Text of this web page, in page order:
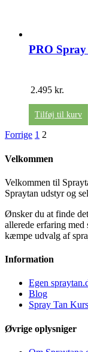
PRO
2.495 kr.
Tilføj til kurv
Forrige 1 2
Velkommen
Velkommen til
Spraytan udstyr og
Ønsker du at finde
allerede erfaring med
kæmpe udvalg af
Information
Egen
Blog
Spray Tan
Øvrige oplysniger